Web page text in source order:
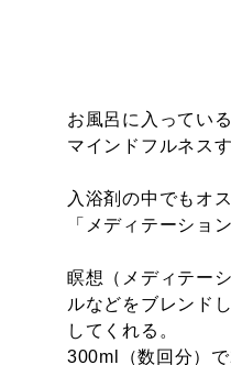
お風呂に入ってい
マインドフルネス
入浴剤の中でもオ
「メディテーショ
瞑想（メディテー
ルなどをブレンド
してくれる。
300ml（数回分）